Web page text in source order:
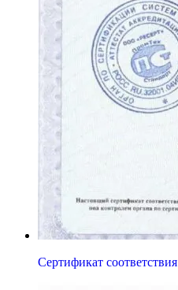
Сертификат соответствия